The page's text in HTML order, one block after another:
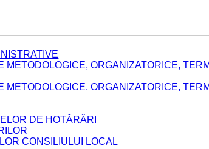
ORGANIZATORICE,
ORGANIZATORICE,
DE HOTĂRÂRI
CONSILIULUI LOCAL